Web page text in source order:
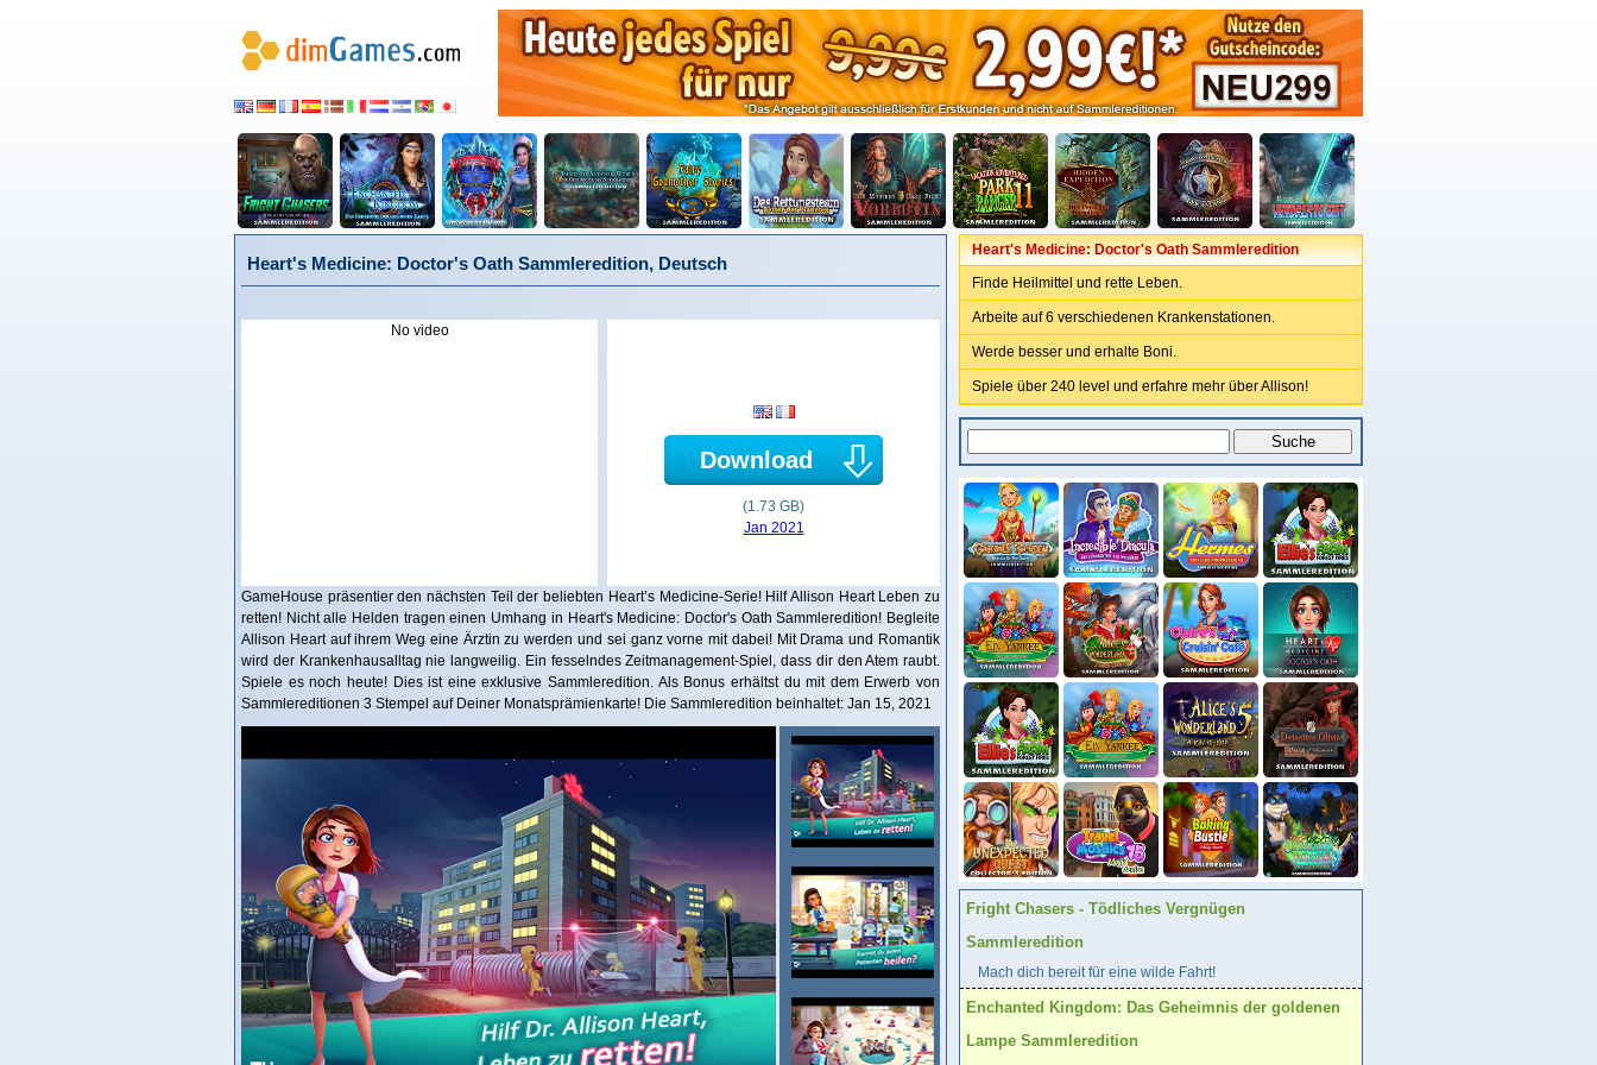
Heart's Medicine: Doctor's Oath Sammleredition, Deutsch
No video
Download
(1.73 GB)
Jan 2021
GameHouse präsentier den nächsten Teil der beliebten Heart’s Medicine-Serie! Hilf Allison Heart Leben zu
retten! Nicht alle Helden tragen einen Umhang in Heart's Medicine: Doctor's Oath Sammleredition! Begleite
Allison Heart auf ihrem Weg eine Ärztin zu werden und sei ganz vorne mit dabei! Mit Drama und Romantik
wird der Krankenhausalltag nie langweilig. Ein fesselndes Zeitmanagement-Spiel, dass dir den Atem raubt.
Spiele es noch heute! Dies ist eine exklusive Sammleredition. Als Bonus erhältst du mit dem Erwerb von
Sammlereditionen 3 Stempel auf Deiner Monatsprämienkarte! Die Sammleredition beinhaltet: Jan 15, 2021
Heart's Medicine: Doctor's Oath Sammleredition
Finde Heilmittel und rette Leben.
Arbeite auf 6 verschiedenen Krankenstationen.
Werde besser und erhalte Boni.
Spiele über 240 level und erfahre mehr über Allison!
Fright Chasers - Tödliches Vergnügen
Sammleredition
Mach dich bereit für eine wilde Fahrt!
Enchanted Kingdom: Das Geheimnis der goldenen
Lampe Sammleredition